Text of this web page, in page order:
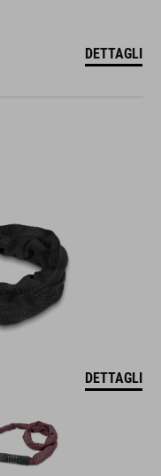
DETTAGLI
DETTAGLI